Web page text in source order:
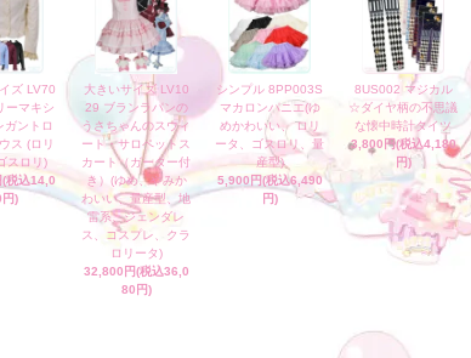
ズ LV70
ーマキシ
ガントロ
ス (ロリ
スロリ)
税込14,0
)
大きいサイズ LV10
29 ブランラパンの
うさちゃんのスウィ
ート・サロペットス
カート（ガーター付
き）(ゆめ、やみか
わいい、量産型、地
雷系、ジェンダレ
ス、コスプレ、クラ
ロリータ)
32,800円(税込36,0
80円)
シンプル 8PP003S
マカロンパニエ(ゆ
めかわいい、 ロリ
ータ、ゴスロリ、量
産型)
5,900円(税込6,490
円)
8US002 マジカル
☆ダイヤ柄の不思議
な懐中時計タイツ
3,800円(税込4,180
円)